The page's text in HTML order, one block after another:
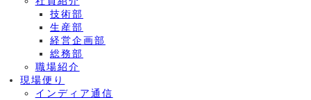
技術部
生産部
経営企画部
総務部
職場紹介
現場便り
インディア通信